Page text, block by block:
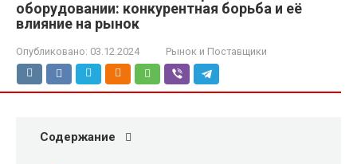
оборудовании: конкурентная борьба и её
влияние на рынок
Опубликовано: 03.12.2024 Рынок и Поставщики
Содержание